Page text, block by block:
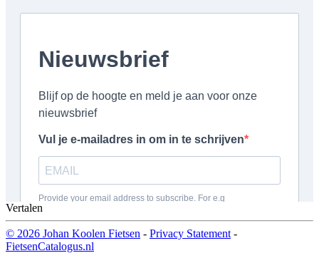
Vertalen
© 2026 Johan Koolen Fietsen - Privacy Statement -
FietsenCatalogus.nl